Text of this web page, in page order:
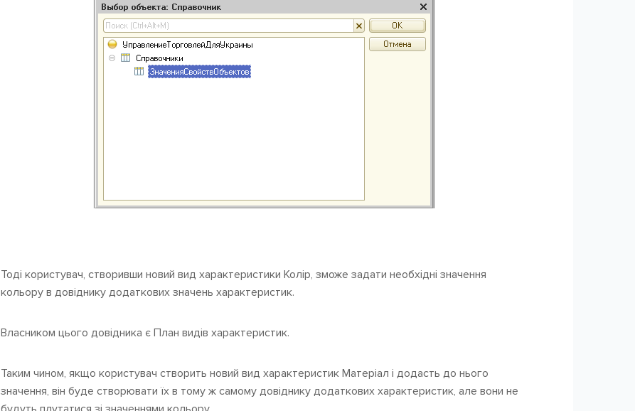
Тоді користувач, створивши новий вид характеристики Колір, зможе задати необхідні значення
кольору в довіднику додаткових значень характеристик.
Власником цього довідника є План видів характеристик.
Таким чином, якщо користувач створить новий вид характеристик Матеріал і додасть до нього
значення, він буде створювати їх в тому ж самому довіднику додаткових характеристик, але вони не